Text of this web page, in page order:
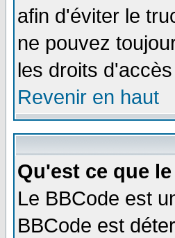
afin d'éviter le
ne pouvez
les droits
Revenir en haut
Qu'est ce que
Le BBCode est
BBCode est